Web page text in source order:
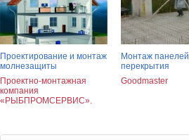
Проектирование и монтаж
молнезащиты
Проектно-монтажная
компания
«РЫБПРОМСЕРВИС».
Монтаж панелей
перекрытия
Goodmaster